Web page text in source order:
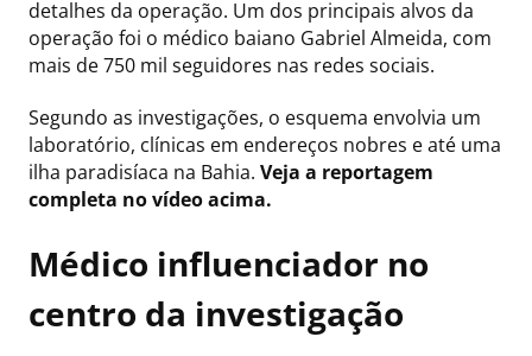
detalhes da operação. Um dos principais alvos da
operação foi o médico baiano Gabriel Almeida, com
mais de 750 mil seguidores nas redes sociais.
Segundo as investigações, o esquema envolvia um
laboratório, clínicas em endereços nobres e até uma
ilha paradisíaca na Bahia. Veja a reportagem
completa no vídeo acima.
Médico influenciador no
centro da investigação